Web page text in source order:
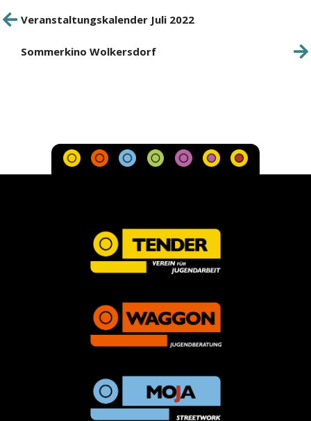
Beitrags-
Navigation
Veranstaltungskalender Juli 2022
Sommerkino Wolkersdorf